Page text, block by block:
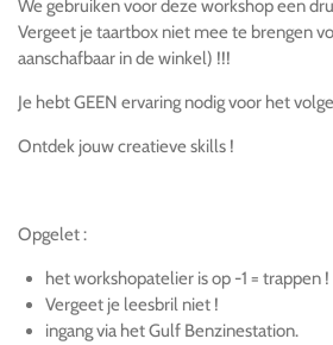
We gebruiken voor deze workshop een
Vergeet je taartbox niet mee te brengen
aanschafbaar in de winkel) !!!
Je hebt GEEN ervaring nodig voor het
Ontdek jouw creatieve skills !
Opgelet :
het workshopatelier is op -1 = trappen !
Vergeet je leesbril niet !
ingang via het Gulf Benzinestation.